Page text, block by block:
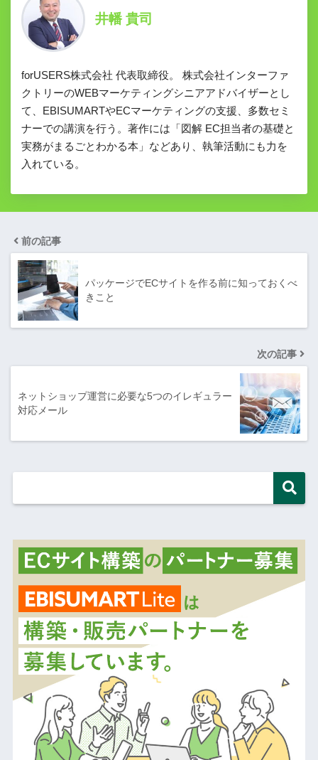
井幡 貴司
forUSERS株式会社 代表取締役。 株式会社インターファ
クトリーのWEBマーケティングシニアアドバイザーとし
て、EBISUMARTやECマーケティングの支援、多数セミ
ナーでの講演を行う。著作には「図解 EC担当者の基礎と
実務がまるごとわかる本」などあり、執筆活動にも力を
入れている。
前の記事
パッケージでECサイトを作る前に知っておくべ
きこと
次の記事
ネットショップ運営に必要な5つのイレギュラー
対応メール